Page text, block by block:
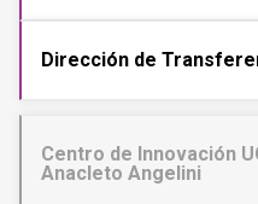
Dirección de
Centro de Innovación
Anacleto Angelini